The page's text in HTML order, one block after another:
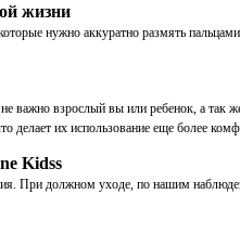
жизни
нужно аккуратно размять
важно взрослый вы или ребенок, а
делает их использование еще более
Kidss
При должном уходе, по нашим